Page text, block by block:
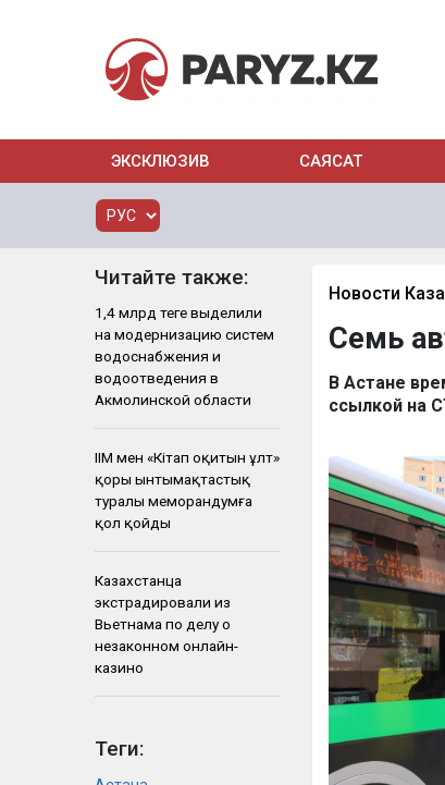
ЭКСКЛЮЗИВ САЯСАТ
Читайте также:
1,4 млрд теңге выделили
на модернизацию систем
водоснабжения и
водоотведения в
Акмолинской области
ІІМ мен «Кітап оқитын ұлт»
қоры ынтымақтастық
туралы меморандумға
қол қойды
Казахстанца
экстрадировали из
Вьетнама по делу о
незаконном онлайн-
казино
Теги:
Новости
Семь
В Астане
ссылкой на